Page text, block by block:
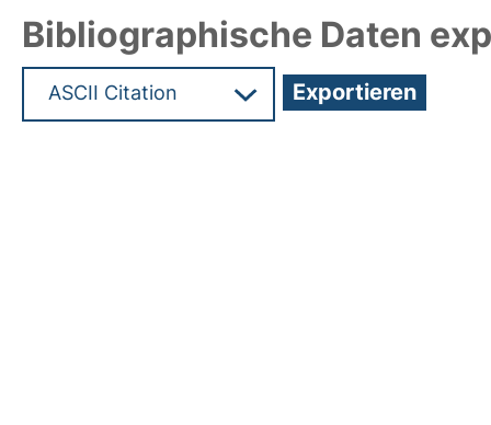
Bibliographische Daten